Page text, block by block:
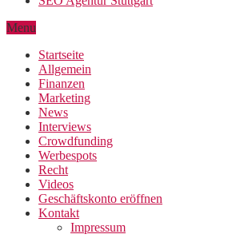
Menu
Startseite
Allgemein
Finanzen
Marketing
News
Interviews
Crowdfunding
Werbespots
Recht
Videos
Geschäftskonto eröffnen
Kontakt
Impressum